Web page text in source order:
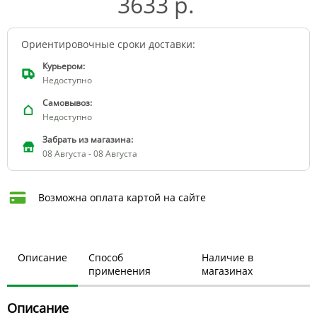
Ориентировочные сроки доставки:
Курьером:
Недоступно
Самовывоз:
Недоступно
Забрать из магазина:
08 Августа - 08 Августа
Возможна оплата картой на сайте
Описание
Способ
применения
Наличие в
магазинах
Описание